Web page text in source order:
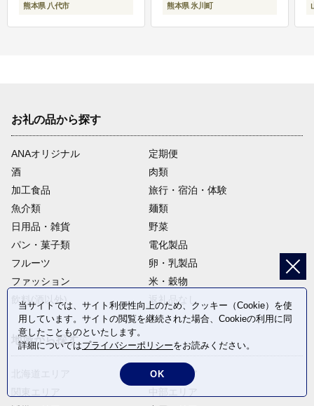
熊本県 八代市 熊本県 氷川町
お礼の品から探す
ANAオリジナル
定期便
酒
肉類
加工食品
旅行・宿泊・体験
魚介類
麺類
日用品・雑貨
野菜
パン・菓子類
電化製品
フルーツ
卵・乳製品
ファッション
米・穀物
飲料(酒以外)
返礼品なし
地域から探す
東北エリア
当サイトでは、サイト利便性向上のため、クッキー（Cookie）を使
用しています。サイトの閲覧を継続された場合、Cookieの利用に同
意したことものといたします。
詳細についてはプライバシーポリシーをお読みください。
OK